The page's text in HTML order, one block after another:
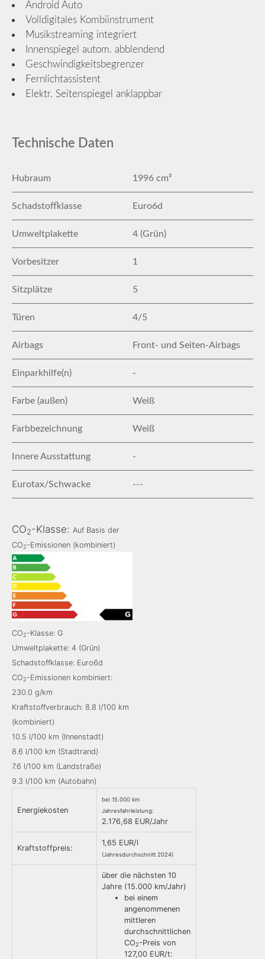
Android Auto
Volldigitales Kombiinstrument
Musikstreaming integriert
Innenspiegel autom. abblendend
Geschwindigkeitsbegrenzer
Fernlichtassistent
Elektr. Seitenspiegel anklappbar
Technische Daten
Hubraum 1996 cm³
Schadstoffklasse Euro6d
Umweltplakette 4 (Grün)
Vorbesitzer 1
Sitzplätze 5
Türen 4/5
Airbags Front- und Seiten-Airbags
Einparkhilfe(n) -
Farbe (außen) Weiß
Farbbezeichnung Weiß
Innere Ausstattung -
Eurotax/Schwacke ---
CO2-Klasse: Auf Basis der
CO2-Emissionen (kombiniert)
CO2-Klasse: G
Umweltplakette: 4 (Grün)
Schadstoffklasse: Euro6d
CO2-Emissionen kombiniert:
230.0 g/km
Kraftstoffverbrauch: 8.8 l/100 km
(kombiniert)
10.5 l/100 km (Innenstadt)
8.6 l/100 km (Stadtrand)
7.6 l/100 km (Landstraße)
9.3 l/100 km (Autobahn)
Energiekosten
bei 15.000 km
Jahresfahrleistung:
2.176,68 EUR/Jahr
Kraftstoffpreis:
1,65 EUR/l
(Jahresdurchschnitt 2024)
über die nächsten 10
Jahre (15.000 km/Jahr)
bei einem
angenommenen
mittleren
durchschnittlichen
CO2-Preis von
127,00 EUR/t: